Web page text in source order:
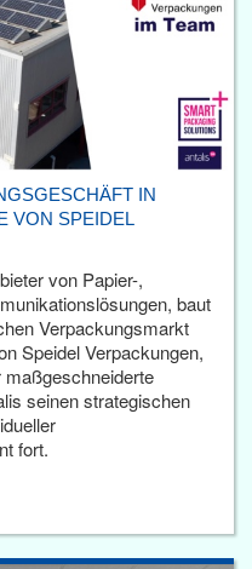
IN
VON SPEIDEL
von Papier-,
baut
Verpackungsmarkt
Speidel Verpackungen,
seinen strategischen
fort.